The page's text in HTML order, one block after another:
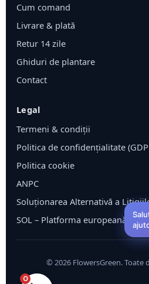
Cum comand
Livrare & plată
Retur 14 zile
Ghiduri de plantare
Contact
Legal
Termeni & condiții
Politica de confidențialitate
Politica cookie
ANPC
Soluționarea Alternativă a
SOL – Platforma europeană ODR
© 2026 FlowersGreen.
0